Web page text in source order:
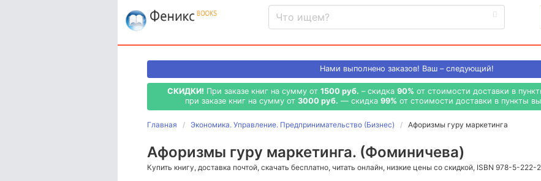
Нами выполнено заказов! Ваш – следующий!
СКИДКИ! При заказе книг на сумму от 1500 руб. – скидка 90% от стоимости доставки в
при заказе книг на сумму от 3000 руб. — скидка 99% от стоимости доставки в пункты
Главная Экономика. Управление. Предпринимательство (Бизнес) Афоризмы гуру маркетинга
Афоризмы гуру маркетинга. (Фоминичева)
Купить книгу, доставка почтой, скачать бесплатно, читать онлайн, низкие цены со скидкой, ISBN 978-5-